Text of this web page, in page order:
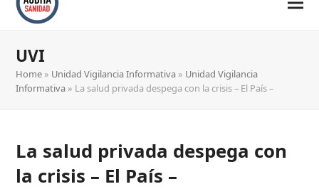
UVI
Home » Unidad Vigilancia Informativa » Unidad Vigilancia
Informativa » La salud privada despega con la crisis – El País –
La salud privada despega con
la crisis – El País –